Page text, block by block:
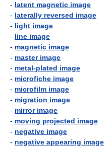
- latent magnetic image
- laterally reversed image
- light image
- line image
- magnetic image
- master image
- metal-plated image
- microfiche image
- microfilm image
- migration image
- mirror image
- moving projected image
- negative image
- negative appearing image